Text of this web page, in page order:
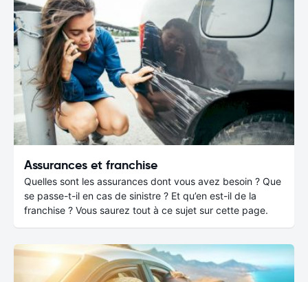
Assurances et franchise
Quelles sont les assurances dont vous avez besoin ? Que
se passe-t-il en cas de sinistre ? Et qu’en est-il de la
franchise ? Vous saurez tout à ce sujet sur cette page.